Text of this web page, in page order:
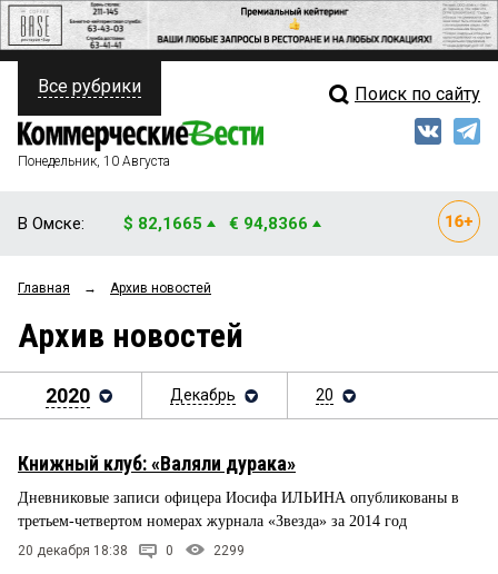
ПОЛИТИКА
ФИНАНСЫ
ОБЩЕСТВО
ЗАКОН
НОВОСТИ КОМПАНИЙ
СТИЛЬ ЖИЗНИ
Свежий выпуск
Блоги
Все рубрики Поиск по сайту
Понедельник, 10 Августа
В Омске: $ 82,1665 € 94,8366
Главная → Архив новостей
Архив новостей
2020 Декабрь 20
Книжный клуб: «Валяли дурака»
Дневниковые записи офицера Иосифа ИЛЬИНА опубликованы в
третьем-четвертом номерах журнала «Звезда» за 2014 год
20 декабря 18:38 0 2299